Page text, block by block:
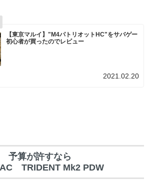
【東京マルイ】"M4パトリオットHC"をサバゲー
初心者が買ったのでレビュー
2021.02.20
予算が許すなら
TRIDENT Mk2 PDW